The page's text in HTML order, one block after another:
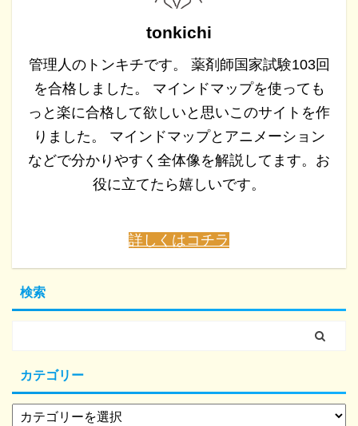
tonkichi
管理人のトンキチです。 薬剤師国家試験103回
を合格しました。 マインドマップを使っても
っと楽に合格して欲しいと思いこのサイトを作
りました。 マインドマップとアニメーション
などで分かりやすく全体像を解説してます。お
役に立てたら嬉しいです。
詳しくはコチラ
検索
カテゴリー